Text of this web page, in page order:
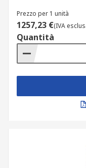
Prezzo per 1 unità
1257,23 €(IVA
Quantità